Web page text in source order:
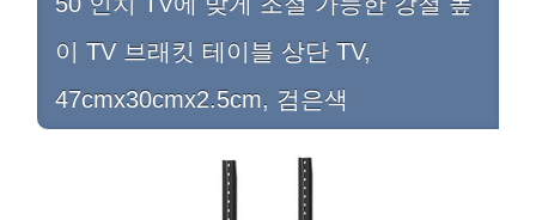
이 TV 브래킷 테이블 상단 TV,
47cmx30cmx2.5cm, 검은색